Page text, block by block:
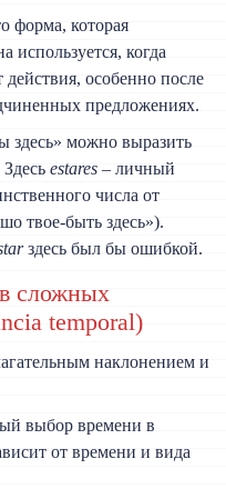
форма, которая
используется, когда
действия, особенно после
предложениях.
здесь» можно выразить
Здесьestares – личный
числа от
твое-быть здесь»).
здесь был бы ошибкой.
сложных
temporal)
наклонением и
выбор времени в
от времени и вида